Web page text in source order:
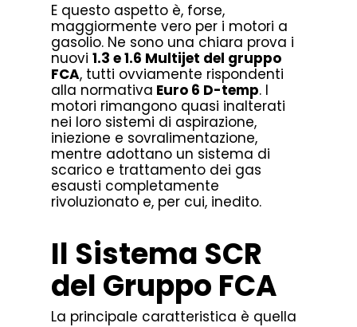
E questo aspetto è, forse,
maggiormente vero per i motori a
gasolio. Ne sono una chiara prova i
nuovi 1.3 e 1.6 Multijet del gruppo
FCA, tutti ovviamente rispondenti
alla normativa Euro 6 D-temp. I
motori rimangono quasi inalterati
nei loro sistemi di aspirazione,
iniezione e sovralimentazione,
mentre adottano un sistema di
scarico e trattamento dei gas
esausti completamente
rivoluzionato e, per cui, inedito.
Il Sistema SCR
del Gruppo FCA
La principale caratteristica è quella